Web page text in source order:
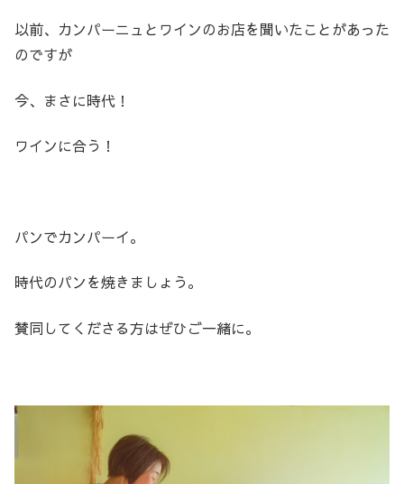
以前、カンパーニュとワインのお店を聞いたことがあった
のですが
今、まさに時代！
ワインに合う！
パンでカンパーイ。
時代のパンを焼きましょう。
賛同してくださる方はぜひご一緒に。